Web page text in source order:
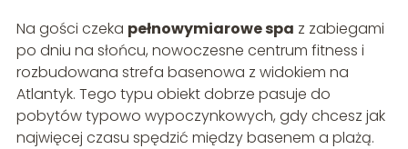
Na gości czeka pełnowymiarowe spa z zabiegami
po dniu na słońcu, nowoczesne centrum fitness i
rozbudowana strefa basenowa z widokiem na
Atlantyk. Tego typu obiekt dobrze pasuje do
pobytów typowo wypoczynkowych, gdy chcesz jak
najwięcej czasu spędzić między basenem a plażą.